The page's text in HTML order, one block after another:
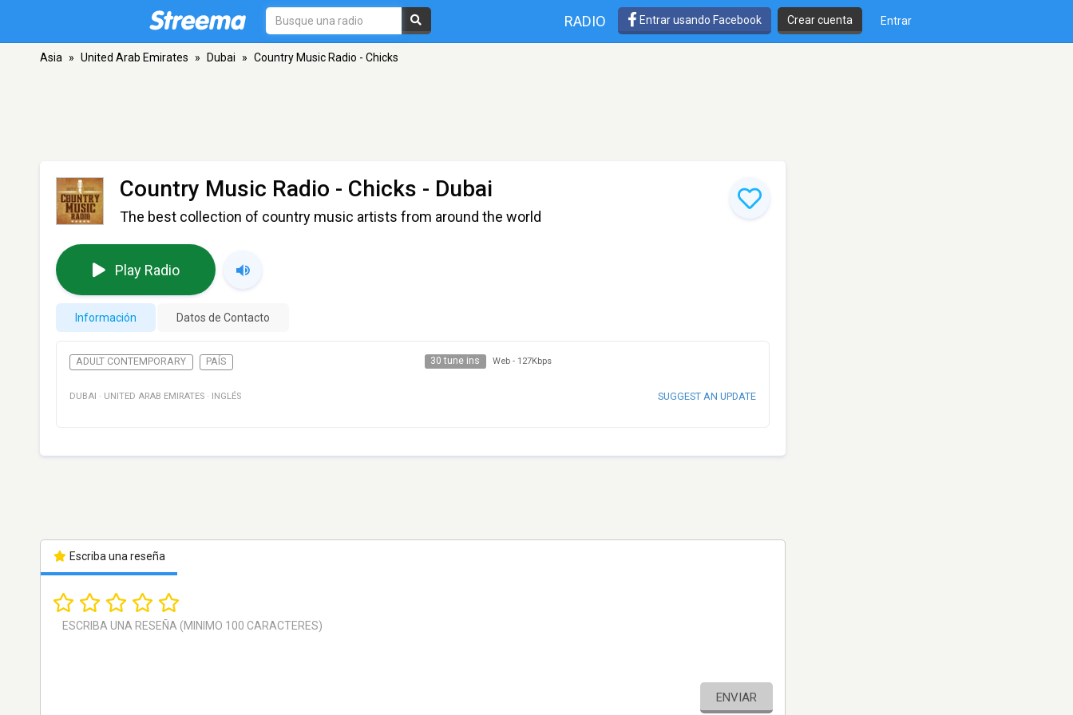
RADIO Entrar usando Facebook Crear cuenta Entrar
Asia » United Arab Emirates » Dubai » Country Music Radio - Chicks
Country Music Radio - Chicks - Dubai
The best collection of country music artists from around the world
Play Radio
Información Datos de Contacto
ADULT CONTEMPORARY PAÍS 30 tune ins Web - 127Kbps
DUBAI · UNITED ARAB EMIRATES · INGLÉS SUGGEST AN UPDATE
Escriba una reseña
ENVIAR